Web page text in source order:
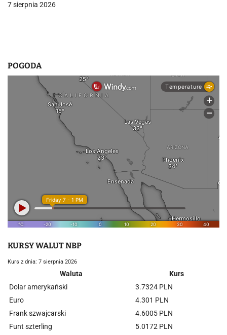
i
7 sierpnia 2026
POGODA
KURSY WALUT NBP
Kurs z dnia: 7 sierpnia 2026
Waluta
Kurs
Dolar amerykański
3.7324 PLN
Euro
4.301 PLN
Frank szwajcarski
4.6005 PLN
Funt szterling
5.0172 PLN